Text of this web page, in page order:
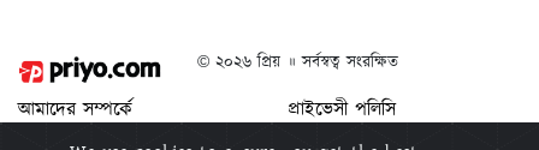
© ২০২৬ প্রিয় ॥ সর্বস্বত্ব সংরক্ষিত
আমাদের সম্পর্কে
প্রাইভেসী পলিসি
শর্ত ও নিয়মাবলী